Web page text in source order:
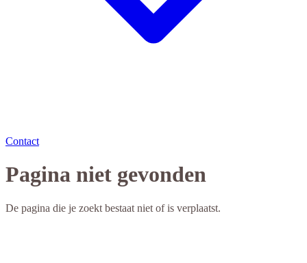
Contact
Pagina niet gevonden
De pagina die je zoekt bestaat niet of is verplaatst.